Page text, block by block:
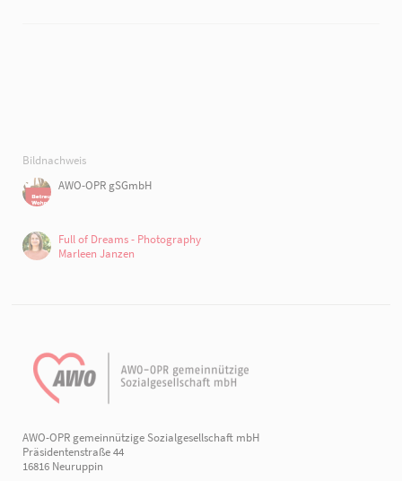
Bildnachweis
AWO-OPR gSGmbH
Full of Dreams - Photography
Marleen Janzen
AWO-OPR gemeinnützige Sozialgesellschaft mbH
Präsidentenstraße 44
16816 Neuruppin